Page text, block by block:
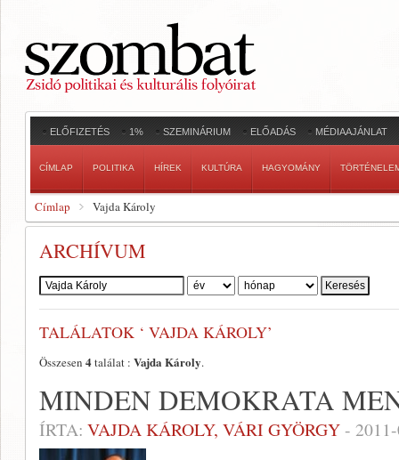
ELŐFIZETÉS 1% SZEMINÁRIUM ELŐADÁS MÉDIAAJÁNLAT
CÍMLAP POLITIKA HÍREK KULTÚRA HAGYOMÁNY
Címlap Vajda Károly
ARCHÍVUM
Szerző:
TALÁLATOK ‘ VAJDA KÁROLY’
Összesen 4találat : Vajda Károly.
MINDEN DEMOKRATA
ÍRTA: VAJDA KÁROLY, VÁRI GYÖRGY-